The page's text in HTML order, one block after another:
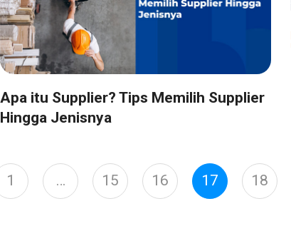
Apa itu Supplier? Tips Memilih Supplier
Hingga Jenisnya
1 … 15 16 17 18